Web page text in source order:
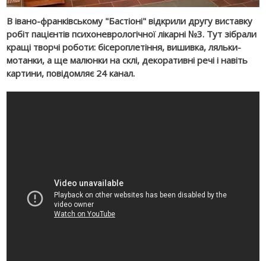
В івано-франківському "Бастіоні" відкрили другу виставку
робіт пацієнтів психоневрологічної лікарні №3. Тут зібрали
кращі творчі роботи: бісероплетіння, вишивка, ляльки-
мотанки, а ще малюнки на склі, декоративні речі і навіть
картини, повідомляє 24 канал.